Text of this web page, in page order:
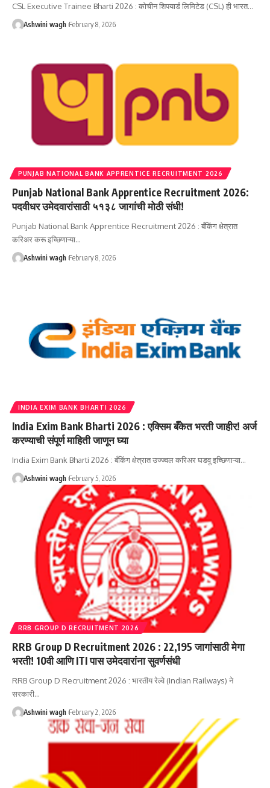
CSL Executive Trainee Bharti 2026 : कोचीन शिपयार्ड लिमिटेड (CSL) ही भारत…
Ashwini wagh February 8, 2026
PUNJAB NATIONAL BANK APPRENTICE RECRUITMENT 2026
Punjab National Bank Apprentice Recruitment 2026:
पदवीधर उमेदवारांसाठी ५१३८ जागांची मोठी संधी!
Punjab National Bank Apprentice Recruitment 2026 : बँकिंग क्षेत्रात
करिअर करू इच्छिणाऱ्या…
Ashwini wagh February 8, 2026
INDIA EXIM BANK BHARTI 2026
India Exim Bank Bharti 2026 : एक्सिम बँकेत भरती जाहीर! अर्ज
करण्याची संपूर्ण माहिती जाणून घ्या
India Exim Bank Bharti 2026 : बँकिंग क्षेत्रात उज्ज्वल करिअर घडवू इच्छिणाऱ्या…
Ashwini wagh February 5, 2026
RRB GROUP D RECRUITMENT 2026
RRB Group D Recruitment 2026 : 22,195 जागांसाठी मेगा
भरती! 10वी आणि ITI पास उमेदवारांना सुवर्णसंधी
RRB Group D Recruitment 2026 : भारतीय रेल्वे (Indian Railways) ने
सरकारी…
Ashwini wagh February 2, 2026